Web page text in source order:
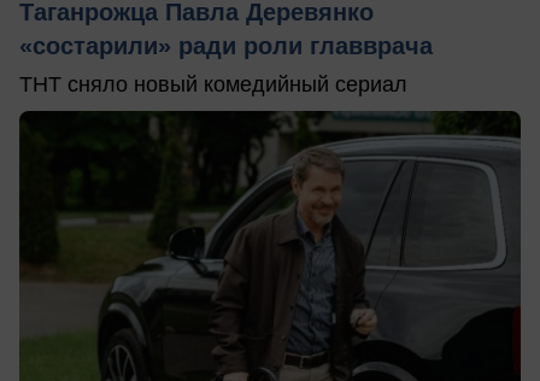
Таганрожца Павла Деревянко
«состарили» ради роли главврача
ТНТ сняло новый комедийный сериал